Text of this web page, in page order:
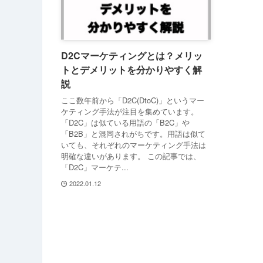
D2Cマーケティングとは？メリッ
トとデメリットを分かりやすく解
説
ここ数年前から「D2C(DtoC)」というマー
ケティング手法が注目を集めています。
「D2C」は似ている用語の「B2C」や
「B2B」と混同されがちです。用語は似て
いても、それぞれのマーケティング手法は
明確な違いがあります。 この記事では、
「D2C」マーケテ...
2022.01.12